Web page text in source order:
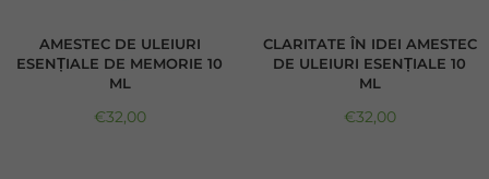
AMESTEC DE ULEIURI
ESENȚIALE DE MEMORIE 10
ML
Preț normal
€32,00
CLARITATE ÎN IDEI AMESTEC
DE ULEIURI ESENȚIALE 10
ML
Preț normal
€32,00